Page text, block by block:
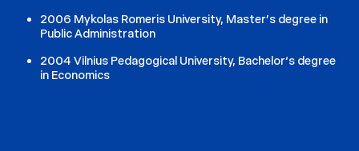
2006 Mykolas Romeris University, Master’s degree in
Public Administration
2004 Vilnius Pedagogical University, Bachelor‘s degree
in Economics